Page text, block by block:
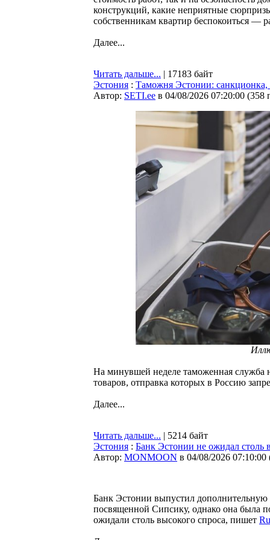
конструкций, какие неприятные
собственникам квартир беспокоиться —
Далее...
Читать дальше... | 17183 байт
Эстония : Таможня Эстонии:
Автор: SETI.ee в 04/08/2026 07:20:00 (358
На минувшей неделе таможенная служба
товаров, отправка которых в Россию
Далее...
Читать дальше... | 5214 байт
Эстония : Банк Эстонии не ожидал столь
Автор: MONMOON в 04/08/2026 07:10:00
Банк Эстонии выпустил
посвященной Сипсику, однако она была
ожидали столь высокого спроса, пишет